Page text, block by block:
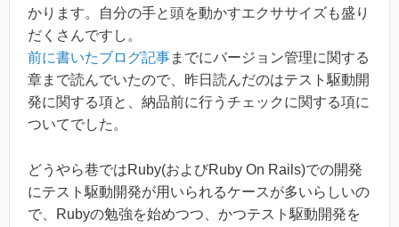
かります。自分の手と頭を動かすエクササイズも盛り
だくさんですし。
前に書いたブログ記事までにバージョン管理に関する
章まで読んでいたので、昨日読んだのはテスト駆動開
発に関する項と、納品前に行うチェックに関する項に
ついてでした。
どうやら巷ではRuby(およびRuby On Rails)での開発
にテスト駆動開発が用いられるケースが多いらしいの
で、Rubyの勉強を始めつつ、かつテスト駆動開発を